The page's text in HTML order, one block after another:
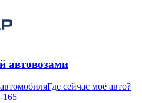
автовозами
Где сейчас моё авто?
165